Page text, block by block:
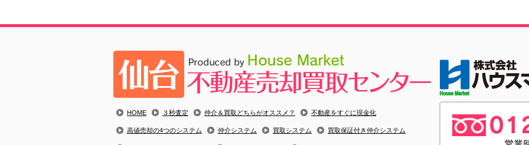
HOME ３秒査定 仲介＆買取どちらがオススメ？ 不動産をすぐに現金化
高値売却の4つのシステム 仲介システム 買取システム 買取保証付き仲介システム